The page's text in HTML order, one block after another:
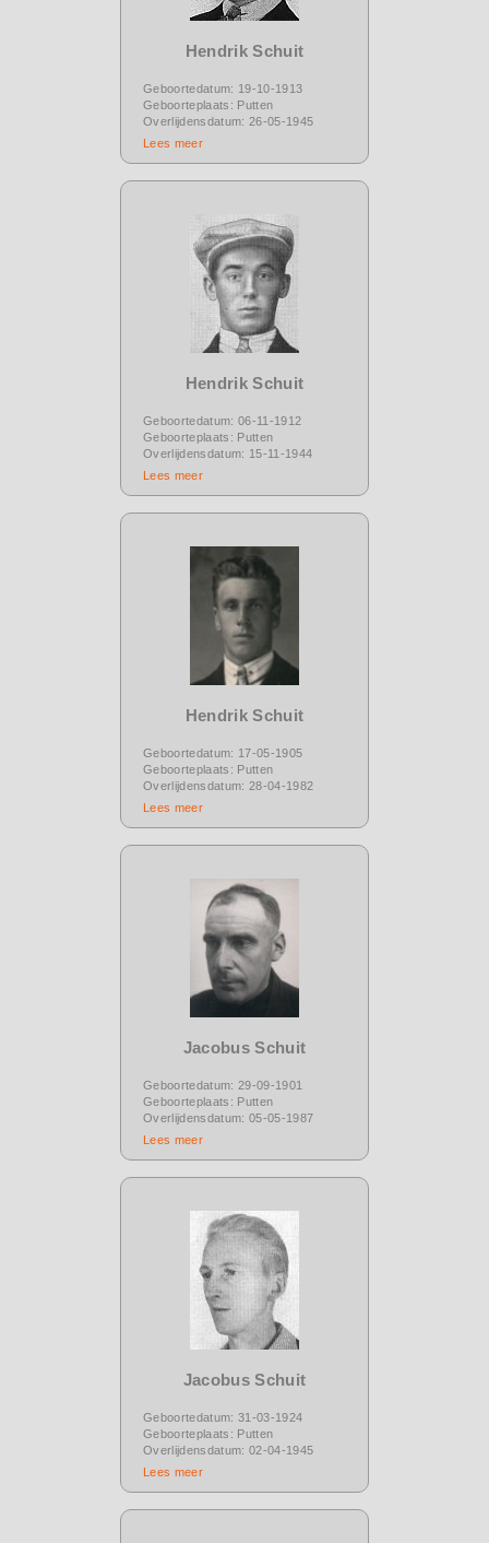
Hendrik Schuit
Geboortedatum: 19-10-1913
Geboorteplaats: Putten
Overlijdensdatum: 26-05-1945
Lees meer
Hendrik Schuit
Geboortedatum: 06-11-1912
Geboorteplaats: Putten
Overlijdensdatum: 15-11-1944
Lees meer
Hendrik Schuit
Geboortedatum: 17-05-1905
Geboorteplaats: Putten
Overlijdensdatum: 28-04-1982
Lees meer
Jacobus Schuit
Geboortedatum: 29-09-1901
Geboorteplaats: Putten
Overlijdensdatum: 05-05-1987
Lees meer
Jacobus Schuit
Geboortedatum: 31-03-1924
Geboorteplaats: Putten
Overlijdensdatum: 02-04-1945
Lees meer